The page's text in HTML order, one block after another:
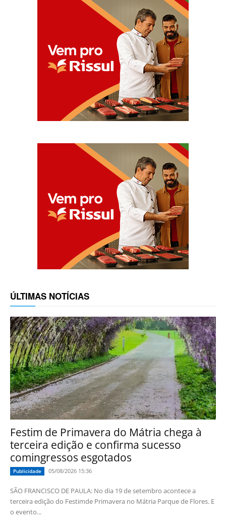
ÚLTIMAS NOTÍCIAS
Festim de Primavera do Mátria chega à
terceira edição e confirma sucesso
comingressos esgotados
Publicidade 05/08/2026 15:36
SÃO FRANCISCO DE PAULA: No dia 19 de setembro acontece a
terceira edição do Festimde Primavera no Mátria Parque de Flores. E
o evento...